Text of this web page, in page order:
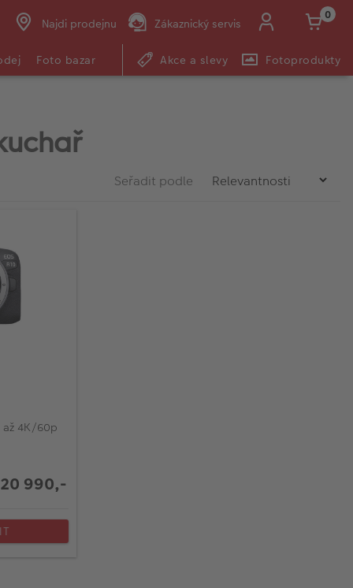
Najdi prodejnu Zákaznický servis
0
Foto bazar Akce a slevy Fotoprodukty
Seřadit podle
až 4K/60p
20 990,-